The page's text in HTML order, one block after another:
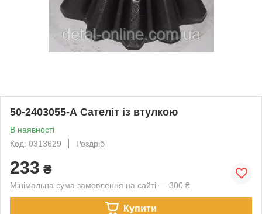
50-2403055-А Сателіт із втулкою
В наявності
Код: 0313629
Роздріб
233 ₴
Мінімальна сума замовлення на сайті — 300 ₴
Купити